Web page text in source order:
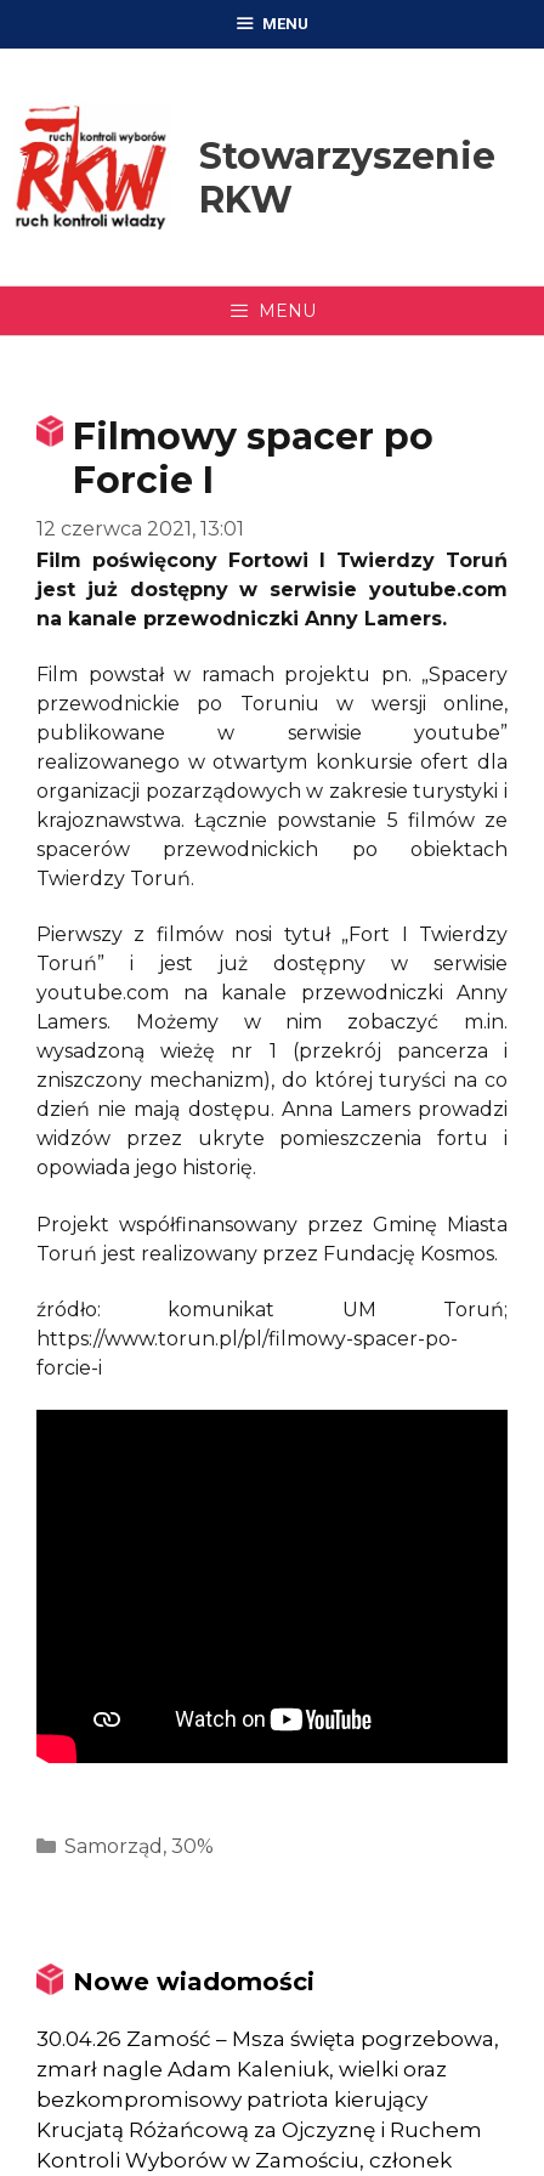
MENU
Stowarzyszenie
RKW
MENU
Filmowy spacer po
Forcie I
12 czerwca 2021, 13:01
Film poświęcony Fortowi I Twierdzy Toruń
jest już dostępny w serwisie youtube.com
na kanale przewodniczki Anny Lamers.
Film powstał w ramach projektu pn. „Spacery
przewodnickie po Toruniu w wersji online,
publikowane w serwisie youtube”
realizowanego w otwartym konkursie ofert dla
organizacji pozarządowych w zakresie turystyki i
krajoznawstwa. Łącznie powstanie 5 filmów ze
spacerów przewodnickich po obiektach
Twierdzy Toruń.
Pierwszy z filmów nosi tytuł „Fort I Twierdzy
Toruń” i jest już dostępny w serwisie
youtube.com na kanale przewodniczki Anny
Lamers. Możemy w nim zobaczyć m.in.
wysadzoną wieżę nr 1 (przekrój pancerza i
zniszczony mechanizm), do której turyści na co
dzień nie mają dostępu. Anna Lamers prowadzi
widzów przez ukryte pomieszczenia fortu i
opowiada jego historię.
Projekt współfinansowany przez Gminę Miasta
Toruń jest realizowany przez Fundację Kosmos.
źródło: komunikat UM Toruń;
https://www.torun.pl/pl/filmowy-spacer-po-
forcie-i
Kategorie
Samorząd , 30%
Nowe wiadomości
30.04.26 Zamość – Msza święta pogrzebowa,
zmarł nagle Adam Kaleniuk, wielki oraz
bezkompromisowy patriota kierujący
Krucjatą Różańcową za Ojczyznę i Ruchem
Kontroli Wyborów w Zamościu, członek